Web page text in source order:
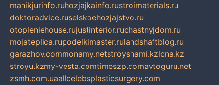
manikjurinfo.ruhozjajkainfo.rustroimaterials.ru
doktoradvice.ruselskoehozjajstvo.ru
otopleniehouse.rujustinterior.ruchastnyjdom.ru
mojateplica.rupodelkimaster.rulandshaftblog.ru
garazhov.commonamy.netstroysnami.kzlcna.kz
stroyu.kzmy-vesta.comtimeszp.comavtoguru.net
zsmh.com.uaallcelebsplasticsurgery.com